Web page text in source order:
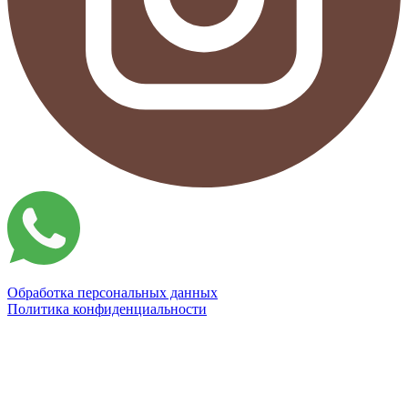
Обработка персональных данных
Политика конфиденциальности